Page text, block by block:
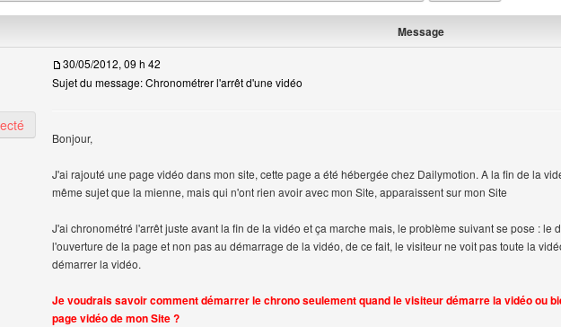
Message
profil de l'utilisateur
30/05/2012, 09 h 42
Sujet du message: Chronométrer l'arrêt d'une vidéo
Bonjour,
J'ai rajouté une page vidéo dans mon site, cette page a été hébergée chez Dailymotion. A la fin de la
même sujet que la mienne, mais qui n'ont rien avoir avec mon Site, apparaissent sur mon Site
J'ai chronométré l'arrêt juste avant la fin de la vidéo et ça marche mais, le problème suivant se pose : le
l'ouverture de la page et non pas au démarrage de la vidéo, de ce fait, le visiteur ne voit pas toute la
démarrer la vidéo.
Je voudrais savoir comment démarrer le chrono seulement quand le visiteur démarre la vidéo ou
page vidéo de mon Site ?